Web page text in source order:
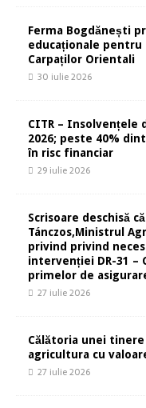
Ferma Bogdănești
educaționale
Carpaților Orientali
30 iulie 2026
CITR – Insolvențele
2026; peste 40%
în risc financiar
29 iulie 2026
Scrisoare deschisă
Tánczos,Ministrul
privind privind
intervenției DR-31
primelor de
27 iulie 2026
Călătoria unei
agricultura cu
27 iulie 2026